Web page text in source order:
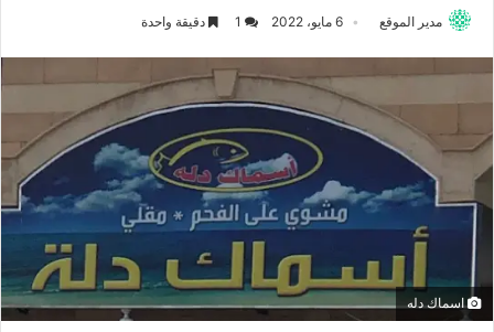
مدير الموقع 6 مايو، 2022 دقيقة واحدة
اسماك دله